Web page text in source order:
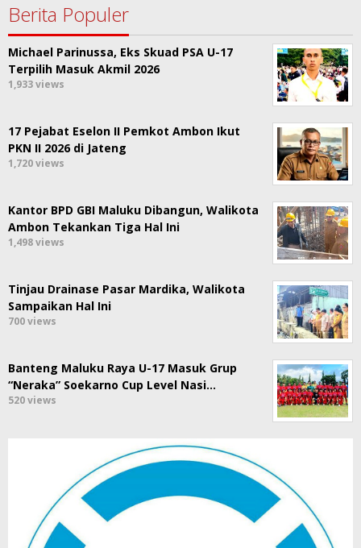
Berita Populer
Michael Parinussa, Eks Skuad PSA U-17
Terpilih Masuk Akmil 2026
1,933 views
17 Pejabat Eselon II Pemkot Ambon Ikut
PKN II 2026 di Jateng
1,720 views
Kantor BPD GBI Maluku Dibangun, Walikota
Ambon Tekankan Tiga Hal Ini
1,498 views
Tinjau Drainase Pasar Mardika, Walikota
Sampaikan Hal Ini
700 views
Banteng Maluku Raya U-17 Masuk Grup
“Neraka” Soekarno Cup Level Nasi…
520 views